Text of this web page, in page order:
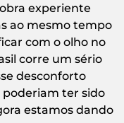
experiente
ao mesmo tempo
com o olho no
corre um sério
desconforto
poderiam ter sido
estamos dando